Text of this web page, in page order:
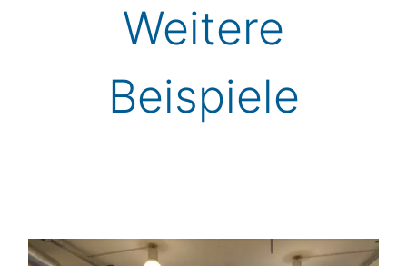
Wei­te­re
Beispiele